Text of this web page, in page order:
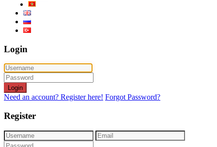
Login
Login
Need an account? Register here! Forgot Password?
Register